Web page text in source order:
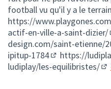
football vu qu'il y a le
https://
actif-en-ville-a-saint-dizier/
design.com/saint-etienne/
ipitup-1784
(Lien externe)
https://
ludiplay/les-equilibristes/